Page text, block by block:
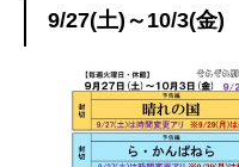
9/27(土)～10/3(金)